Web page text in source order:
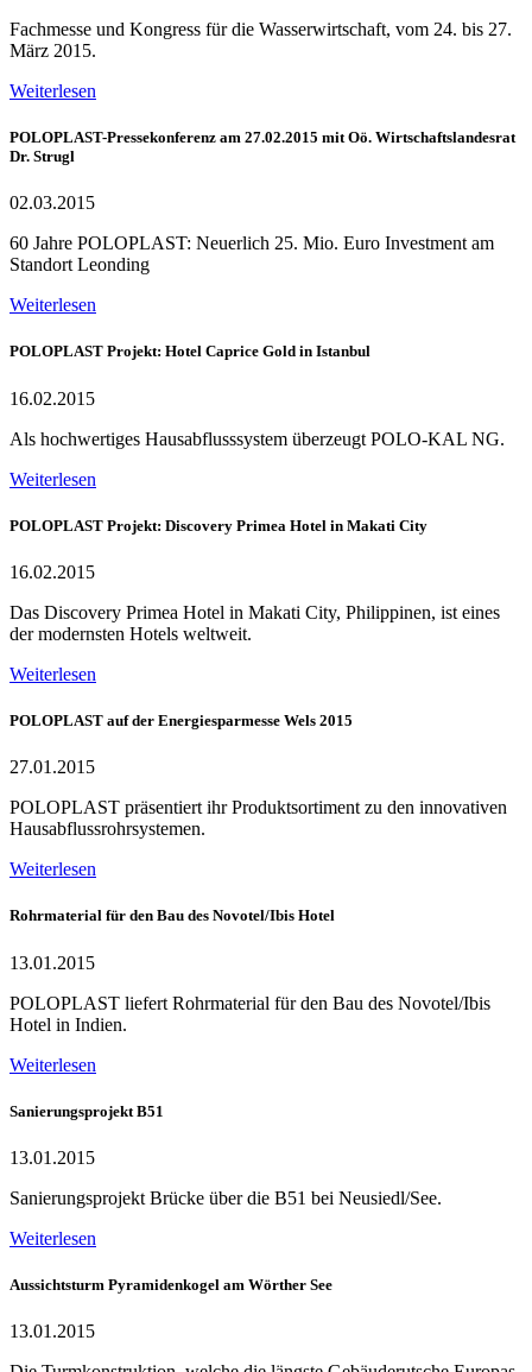
Fachmesse und Kongress für die Wasserwirtschaft, vom 24. bis 27.
März 2015.
Weiterlesen
POLOPLAST-Pressekonferenz am 27.02.2015 mit Oö. Wirtschaftslandesrat
Dr. Strugl
02.03.2015
60 Jahre POLOPLAST: Neuerlich 25. Mio. Euro Investment am
Standort Leonding
Weiterlesen
POLOPLAST Projekt: Hotel Caprice Gold in Istanbul
16.02.2015
Als hochwertiges Hausabflusssystem überzeugt POLO-KAL NG.
Weiterlesen
POLOPLAST Projekt: Discovery Primea Hotel in Makati City
16.02.2015
Das Discovery Primea Hotel in Makati City, Philippinen, ist eines
der modernsten Hotels weltweit.
Weiterlesen
POLOPLAST auf der Energiesparmesse Wels 2015
27.01.2015
POLOPLAST präsentiert ihr Produktsortiment zu den innovativen
Hausabflussrohrsystemen.
Weiterlesen
Rohrmaterial für den Bau des Novotel/Ibis Hotel
13.01.2015
POLOPLAST liefert Rohrmaterial für den Bau des Novotel/Ibis
Hotel in Indien.
Weiterlesen
Sanierungsprojekt B51
13.01.2015
Sanierungsprojekt Brücke über die B51 bei Neusiedl/See.
Weiterlesen
Aussichtsturm Pyramidenkogel am Wörther See
13.01.2015